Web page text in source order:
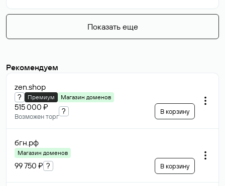
Показать еще
Рекомендуем
zen.shop
? Премиум Магазин доменов
515 000 ₽
Возможен торг
? В корзину
бгн.рф
Магазин доменов
99 750 ₽ ? В корзину